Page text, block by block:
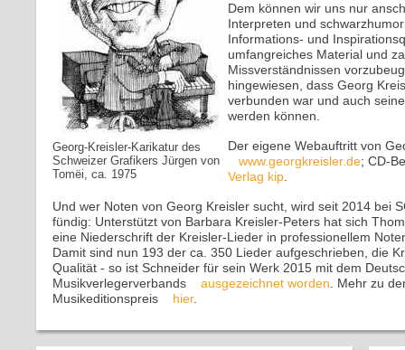
Georg-Kreisler-Karikatur des
Schweizer Grafikers Jürgen von
Tomëi, ca. 1975
Dem können wir uns nur
Interpreten und
Informations- und
umfangreiches Material und
Missverständnissen
hingewiesen, dass Georg
verbunden war und auch
werden können.
Der eigene Webauftritt von
www.georgkreisler.de; CD-
Verlag kip
Und wer Noten von Georg Kreisler sucht, wird seit 2014 bei
fündig: Unterstützt von Barbara Kreisler-Peters hat sich
eine Niederschrift der Kreisler-Lieder in professionellem
Damit sind nun 193 der ca. 350 Lieder aufgeschrieben, die
Qualität - so ist Schneider für sein Werk 2015 mit dem
Musikverlegerverbands
ausgezeichnet worden . Mehr zu
Musikeditionspreis
hier.